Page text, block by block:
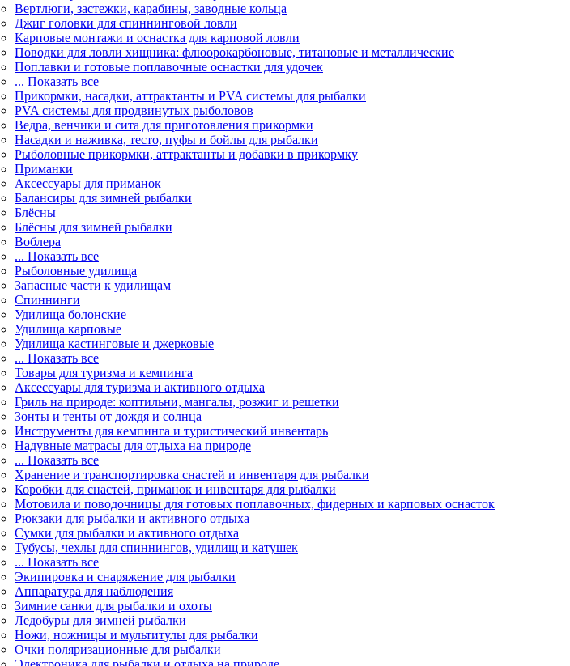
Вертлюги, застежки, карабины, заводные кольца
Джиг головки для спиннинговой ловли
Карповые монтажи и оснастка для карповой ловли
Поводки для ловли хищника: флюорокарбоновые, титановые и металлические
Поплавки и готовые поплавочные оснастки для удочек
... Показать все
Прикормки, насадки, аттрактанты и PVA системы для рыбалки
PVA системы для продвинутых рыболовов
Ведра, венчики и сита для приготовления прикормки
Насадки и наживка, тесто, пуфы и бойлы для рыбалки
Рыболовные прикормки, аттрактанты и добавки в прикормку
Приманки
Аксессуары для приманок
Балансиры для зимней рыбалки
Блёсны
Блёсны для зимней рыбалки
Воблера
... Показать все
Рыболовные удилища
Запасные части к удилищам
Спиннинги
Удилища болонские
Удилища карповые
Удилища кастинговые и джерковые
... Показать все
Товары для туризма и кемпинга
Аксессуары для туризма и активного отдыха
Гриль на природе: коптильни, мангалы, розжиг и решетки
Зонты и тенты от дождя и солнца
Инструменты для кемпинга и туристический инвентарь
Надувные матрасы для отдыха на природе
... Показать все
Хранение и транспортировка снастей и инвентаря для рыбалки
Коробки для снастей, приманок и инвентаря для рыбалки
Мотовила и поводочницы для готовых поплавочных, фидерных и карповых оснасток
Рюкзаки для рыбалки и активного отдыха
Сумки для рыбалки и активного отдыха
Тубусы, чехлы для спиннингов, удилищ и катушек
... Показать все
Экипировка и снаряжение для рыбалки
Аппаратура для наблюдения
Зимние санки для рыбалки и охоты
Ледобуры для зимней рыбалки
Ножи, ножницы и мультитулы для рыбалки
Очки поляризационные для рыбалки